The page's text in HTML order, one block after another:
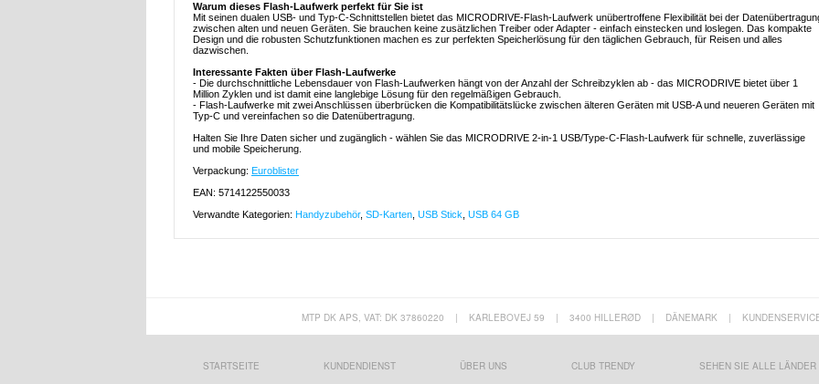
Warum dieses Flash-Laufwerk perfekt für Sie ist
Mit seinen dualen USB- und Typ-C-Schnittstellen bietet das MICRODRIVE-Flash-Laufwerk unübertroffene Flexibilität bei der
zwischen alten und neuen Geräten. Sie brauchen keine zusätzlichen Treiber oder Adapter - einfach einstecken und loslegen. Das kompakte
Design und die robusten Schutzfunktionen machen es zur perfekten Speicherlösung für den täglichen Gebrauch, für Reisen und alles
dazwischen.
Interessante Fakten über Flash-Laufwerke
- Die durchschnittliche Lebensdauer von Flash-Laufwerken hängt von der Anzahl der Schreibzyklen ab - das MICRODRIVE bietet über 1
Million Zyklen und ist damit eine langlebige Lösung für den regelmäßigen Gebrauch.
- Flash-Laufwerke mit zwei Anschlüssen überbrücken die Kompatibilitätslücke zwischen älteren Geräten mit USB-A und neueren Geräten mit
Typ-C und vereinfachen so die Datenübertragung.
Halten Sie Ihre Daten sicher und zugänglich - wählen Sie das MICRODRIVE 2-in-1 USB/Type-C-Flash-Laufwerk für schnelle, zuverlässige
und mobile Speicherung.
Verpackung: Euroblister
EAN: 5714122550033
Verwandte Kategorien: Handyzubehör, SD-Karten USB Stick USB 64 GB
MTP DK APS, VAT: DK 37860220 | KARLEBOVEJ 59 | 3400 HILLERØD | DÄNEMARK |
STARTSEITE KUNDENDIENST ÜBER UNS CLUB TRENDY SEHEN SIE ALLE LÄNDER